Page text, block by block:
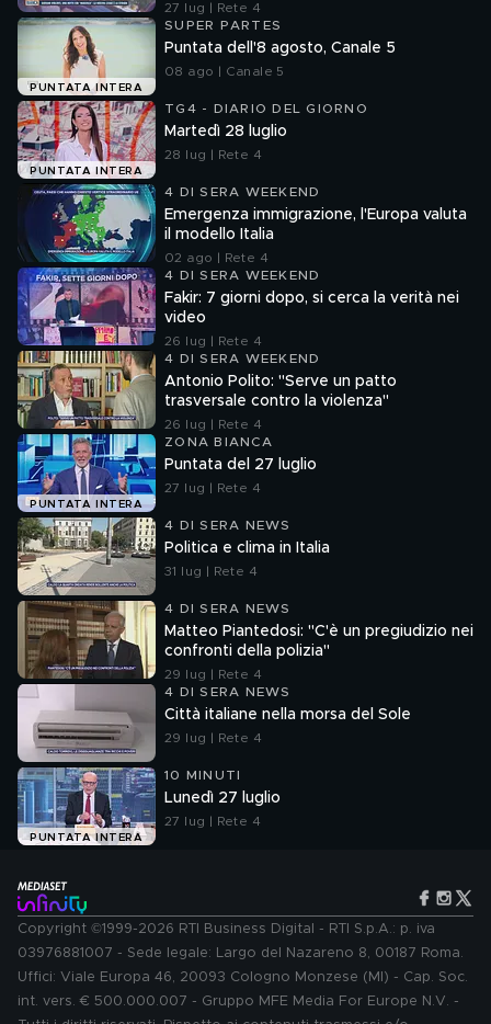
27 lug | Rete 4
PUNTATA INTERA
SUPER PARTES
Puntata dell'8 agosto, Canale 5
08 ago | Canale 5
PUNTATA INTERA
TG4 - DIARIO DEL GIORNO
Martedì 28 luglio
28 lug | Rete 4
4 DI SERA WEEKEND
Emergenza immigrazione, l'Europa valuta
il modello Italia
02 ago | Rete 4
4 DI SERA WEEKEND
Fakir: 7 giorni dopo, si cerca la verità nei
video
26 lug | Rete 4
4 DI SERA WEEKEND
Antonio Polito: "Serve un patto
trasversale contro la violenza"
26 lug | Rete 4
PUNTATA INTERA
ZONA BIANCA
Puntata del 27 luglio
27 lug | Rete 4
4 DI SERA NEWS
Politica e clima in Italia
31 lug | Rete 4
4 DI SERA NEWS
Matteo Piantedosi: "C'è un pregiudizio nei
confronti della polizia"
29 lug | Rete 4
4 DI SERA NEWS
Città italiane nella morsa del Sole
29 lug | Rete 4
PUNTATA INTERA
10 MINUTI
Lunedì 27 luglio
27 lug | Rete 4
Copyright ©1999-2026 RTI Business Digital - RTI S.p.A.: p. iva
03976881007 - Sede legale: Largo del Nazareno 8, 00187 Roma.
Uffici: Viale Europa 46, 20093 Cologno Monzese (MI) - Cap. Soc.
int. vers. € 500.000.007 - Gruppo MFE Media For Europe N.V. -